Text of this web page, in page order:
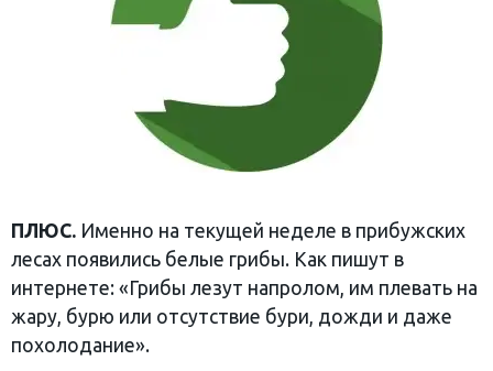
ПЛЮС. Именно на текущей неделе в прибужских
лесах появились белые грибы. Как пишут в
интернете: «Грибы лезут напролом, им плевать на
жару, бурю или отсутствие бури, дожди и даже
похолодание».